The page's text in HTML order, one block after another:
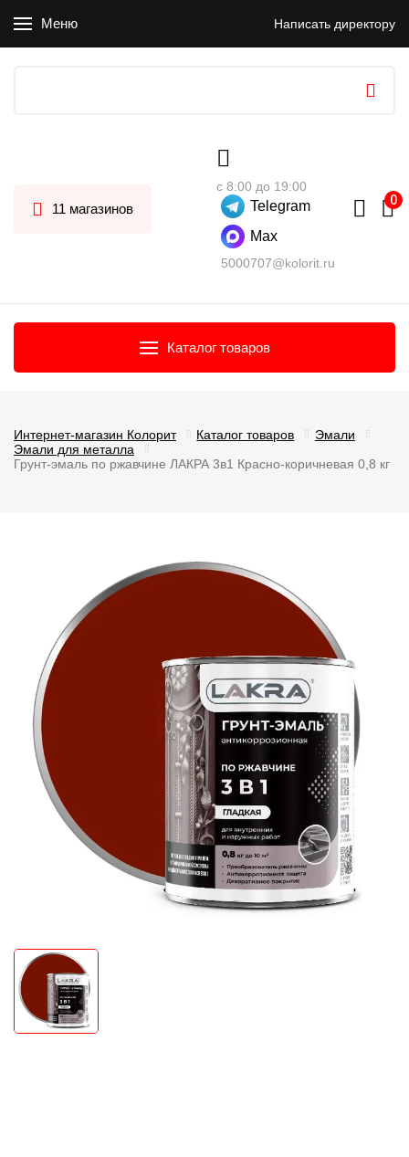
Меню Написать директору
11 магазинов
с 8:00 до 19:00
Telegram
Max
5000707@kolorit.ru
Каталог товаров
Интернет-магазин Колорит Каталог товаров
Эмали
Эмали для металла
Грунт-эмаль по ржавчине ЛАКРА 3в1 Красно-коричневая 0,8 кг